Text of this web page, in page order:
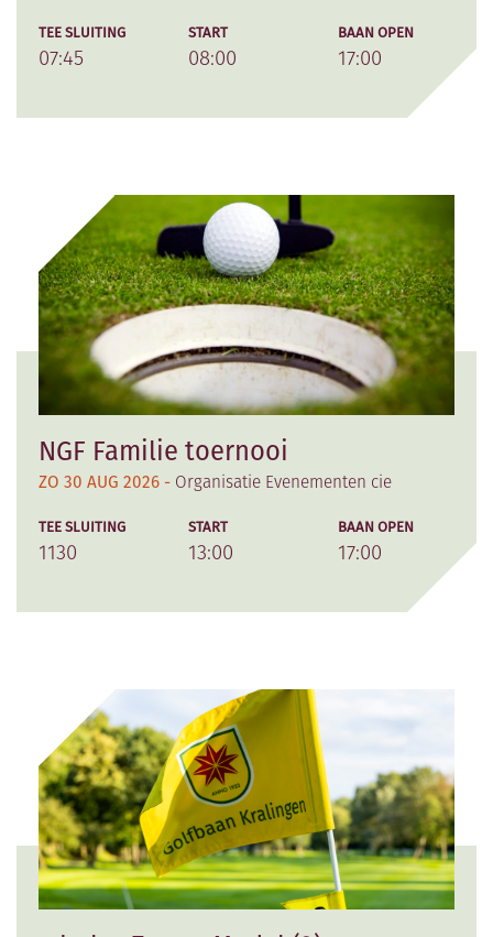
TEE SLUITING
07:45
START
08:00
BAAN OPEN
17:00
NGF Familie toernooi
ZO 30 AUG 2026 - Organisatie Evenementen cie
TEE SLUITING
1130
START
13:00
BAAN OPEN
17:00